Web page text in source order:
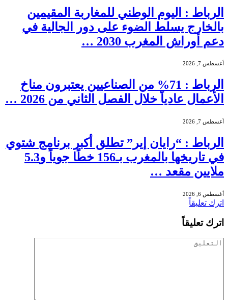
الرباط : اليوم الوطني للمغاربة المقيمين
بالخارج يسلط الضوء على دور الجالية في
دعم أوراش المغرب 2030 …
أغسطس 7, 2026
الرباط : 71% من الصناعيين يعتبرون مناخ
الأعمال عادياً خلال الفصل الثاني من 2026 …
أغسطس 7, 2026
الرباط : “رايان إير” تطلق أكبر برنامج شتوي
في تاريخها بالمغرب بـ156 خطًا جوياً و5.3
ملايين مقعد …
أغسطس 6, 2026
اترك تعليقاً
اترك تعليقاً